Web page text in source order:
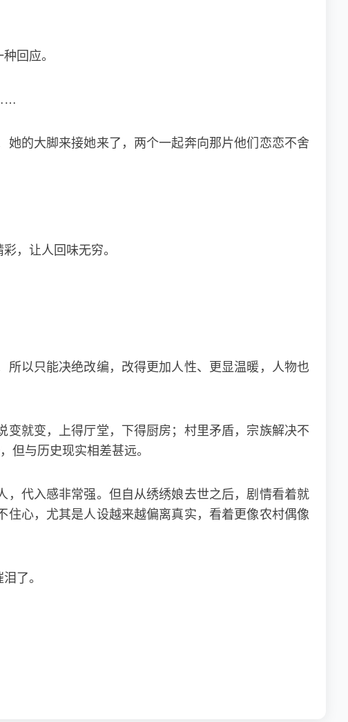
回应。
的大脚来接她来了，两个一起奔向那片他们恋恋不舍
，让人回味无穷。
以只能决绝改编，改得更加人性、更显温暖，人物也
就变，上得厅堂，下得厨房；村里矛盾，宗族解决不
但与历史现实相差甚远。
代入感非常强。但自从绣绣娘去世之后，剧情看着就
心，尤其是人设越来越偏离真实，看着更像农村偶像
了。